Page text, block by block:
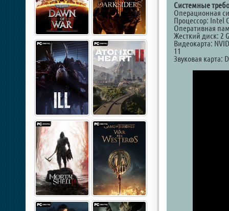
Системные
Операционная
Процессор: Intel
Оперативная
Жесткий диск: 2
Видеокарта:
11
Звуковая карта: